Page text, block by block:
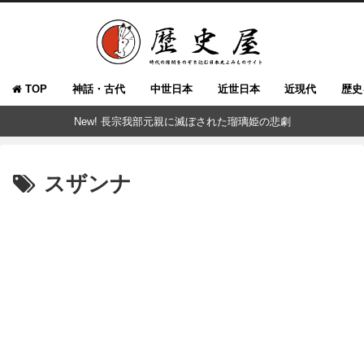
TOP 神話・古代 中世日本 近世日本 近現代 歴
New! 長宗我部元親に滅ぼされた瑠璃姫の悲劇
スザンナ